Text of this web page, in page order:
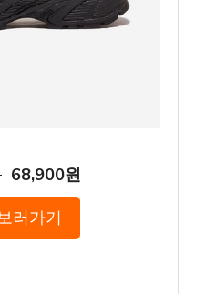
68,900원
러가기